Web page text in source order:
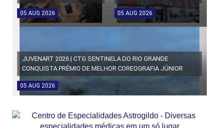
05 AUG 2026 05 AUG 2026
JUVENART 2026 | CTG SENTINELA DO RIO GRANDE
CONQUISTA PRÊMIO DE MELHOR COREOGRAFIA JÚNIOR
05 AUG 2026